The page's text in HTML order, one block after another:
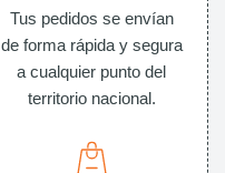
Tus pedidos se envían
de forma rápida y segura
a cualquier punto del
territorio nacional.